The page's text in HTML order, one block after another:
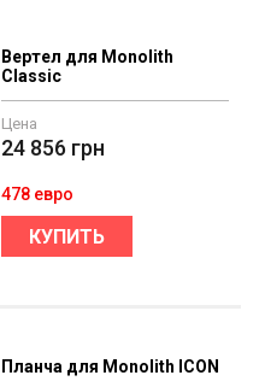
Вертел для Monolith
Classic
Цена
24 856 грн
478 евро
КУПИТЬ
Планча для Monolith ICON